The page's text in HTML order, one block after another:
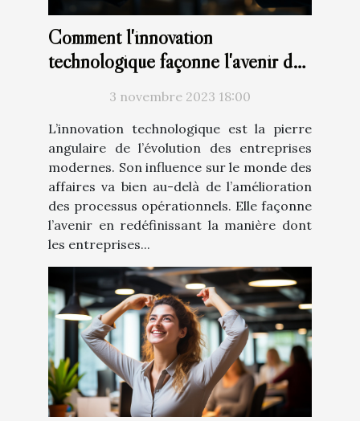
Comment l'innovation
technologique façonne l'avenir des
3 novembre 2023 18:00
L’innovation technologique est la pierre
angulaire de l’évolution des entreprises
modernes. Son influence sur le monde des
affaires va bien au-delà de l’amélioration
des processus opérationnels. Elle façonne
l’avenir en redéfinissant la manière dont
les entreprises...